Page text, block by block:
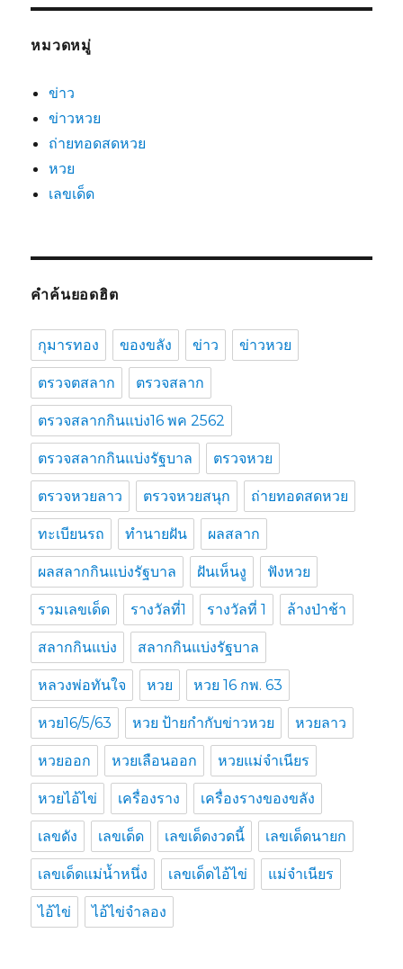
หมวดหมู่
ข่าว
ข่าวหวย
ถ่ายทอดสดหวย
หวย
เลขเด็ด
คำค้นยอดฮิต
กุมารทอง ของขลัง ข่าว ข่าวหวย
ตรวจตสลาก ตรวจสลาก
ตรวจสลากกินแบ่ง16 พค 2562
ตรวจสลากกินแบ่งรัฐบาล ตรวจหวย
ตรวจหวยลาว ตรวจหวยสนุก ถ่ายทอดสดหวย
ทะเบียนรถ ทำนายฝัน ผลสลาก
ผลสลากกินแบ่งรัฐบาล ฝันเห็นงู ฟังหวย
รวมเลขเด็ด รางวัลที่1 รางวัลที่ 1 ล้างป่าช้า
สลากกินแบ่ง สลากกินแบ่งรัฐบาล
หลวงพ่อทันใจ หวย หวย 16 กพ. 63
หวย16/5/63 หวย ป้ายกำกับข่าวหวย หวยลาว
หวยออก หวยเลือนออก หวยแม่จำเนียร
หวยไอ้ไข่ เครื่องราง เครื่องรางของขลัง
เลขดัง เลขเด็ด เลขเด็ดงวดนี้ เลขเด็ดนายก
เลขเด็ดแม่น้ำหนึ่ง เลขเด็ดไอ้ไข่ แม่จำเนียร
ไอ้ไข่ ไอ้ไข่จำลอง